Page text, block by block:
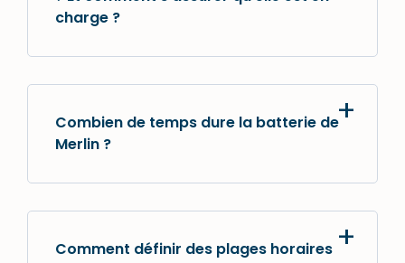
charge ?
Combien de temps dure la batterie de
Merlin ?
Comment définir des plages horaires